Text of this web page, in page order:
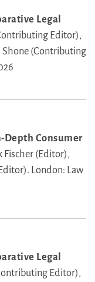
Legal
Editor),
Shone (Contributing
Depth Consumer
Fischer (Editor),
London: Law
Legal
Editor),